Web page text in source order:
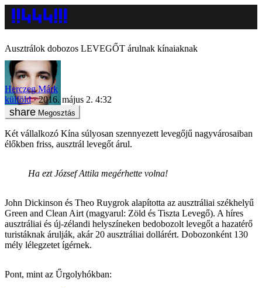
Ausztrálok dobozos LEVEGŐT árulnak kínaiaknak
Herczeg Márk
külföld
2016. május 2. 4:32
Megosztás
Két vállalkozó Kína súlyosan szennyezett levegőjű nagyvárosaiban
élőkben friss, ausztrál levegőt árul.
Ha ezt József Attila megérhette volna!
John Dickinson és Theo Ruygrok alapította az ausztráliai székhelyű
Green and Clean Airt (magyarul: Zöld és Tiszta Levegő). A híres
ausztráliai és új-zélandi helyszíneken bedobozolt levegőt a hazatérő
turistáknak árulják, akár 20 ausztráliai dollárért. Dobozonként 130
mély lélegzetet ígérnek.
Pont, mint az Űrgolyhókban: